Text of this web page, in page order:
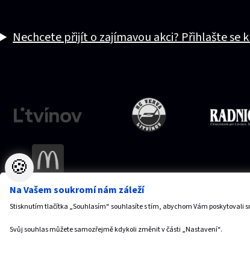
Nechcete přijít o zajímavou akci? Přihlašte se
🍪
Na Vašem soukromí nám záleží
Stisknutím tlačítka „Souhlasím“ souhlasíte s tím, abychom Vám poskytovali
Svůj souhlas můžete samozřejmě kdykoli změnit v části „Nastavení“.